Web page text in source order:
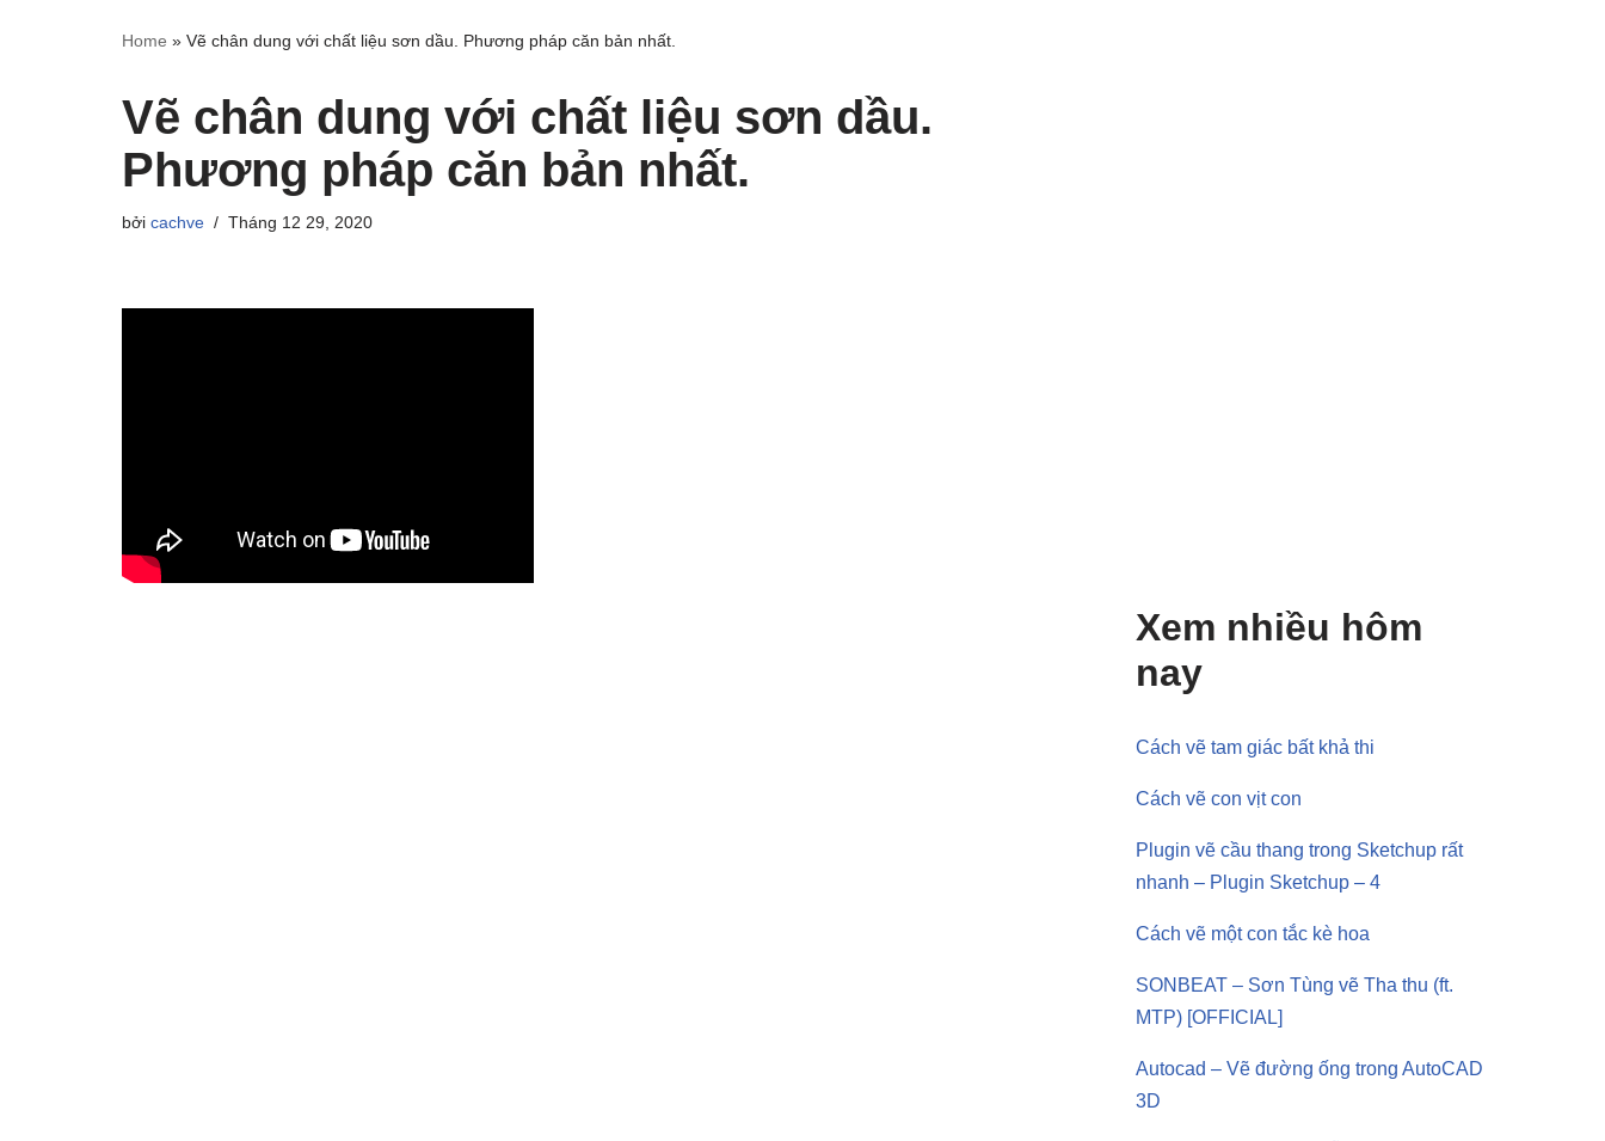
Home » Vẽ chân dung với chất liệu sơn dầu. Phương pháp căn bản nhất.
Vẽ chân dung với chất liệu sơn dầu.
Phương pháp căn bản nhất.
bởi cachve Tháng 12 29, 2020
Xem nhiều hôm
nay
Cách vẽ tam giác bất khả thi
Cách vẽ con vịt con
Plugin vẽ cầu thang trong Sketchup rất
nhanh – Plugin Sketchup – 4
Cách vẽ một con tắc kè hoa
SONBEAT – Sơn Tùng vẽ Tha thu (ft.
MTP) [OFFICIAL]
Autocad – Vẽ đường ống trong AutoCAD
3D